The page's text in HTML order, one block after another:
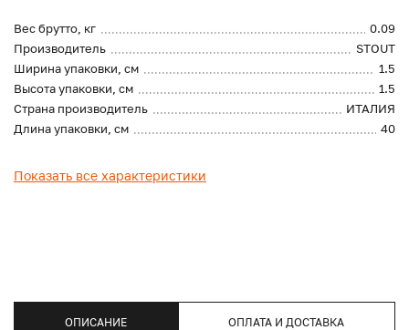
Вес брутто, кг
0.09
Производитель
STOUT
Ширина упаковки, см
1.5
Высота упаковки, см
1.5
Страна производитель
ИТАЛИЯ
Длина упаковки, см
40
Показать все характеристики
ОПИСАНИЕ ОПЛАТА И ДОСТАВКА